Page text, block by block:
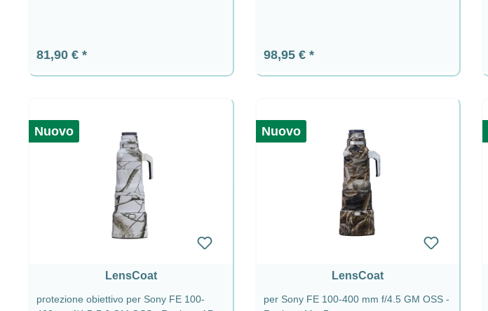
Prezzo normale:
81,90 € Prezzo normale:
98,95 €
Nuovo
LensCoat
protezione obiettivo per Sony FE 100-
Nuovo
LensCoat
per Sony FE 100-400 mm f/4.5 GM OSS -